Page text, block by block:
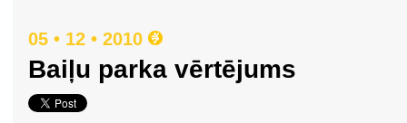
05 • 12 • 2010
Baiļu parka vērtējums